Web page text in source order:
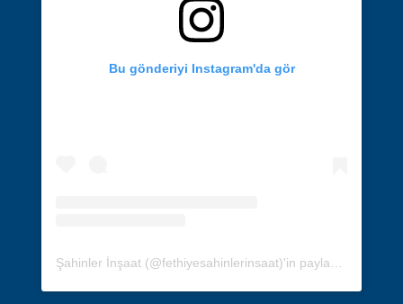
Bu gönderiyi Instagram'da gör